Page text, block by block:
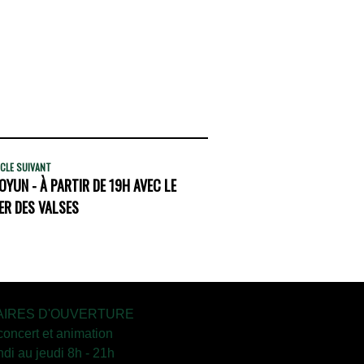
SUIVANT
- À PARTIR DE 19H AVEC LE
DES VALSES
D'OUVERTURE
et animation
au jeudi 8h - 21h